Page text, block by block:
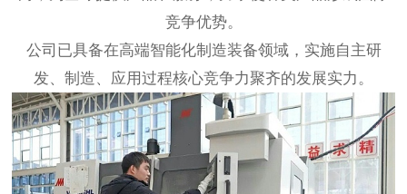
竞争优势。
公司已具备在高端智能化制造装备领域，实施自主研
发、制造、应用过程核心竞争力聚齐的发展实力。